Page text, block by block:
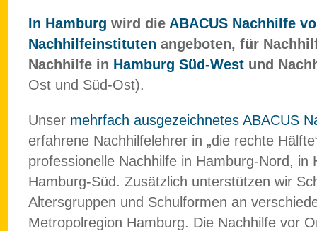
In Hamburg wird die ABACUS Nachhilfe
Nachhilfeinstituten angeboten, für
Nachhilfe in Hamburg Süd-West und
Ost und Süd-Ost).
Unser mehrfach ausgezeichnetes ABACUS
erfahrene Nachhilfelehrer in „die rechte
professionelle Nachhilfe in Hamburg-Nord, in
Hamburg-Süd. Zusätzlich unterstützen wir
Altersgruppen und Schulformen an
Metropolregion Hamburg. Die Nachhilfe vor